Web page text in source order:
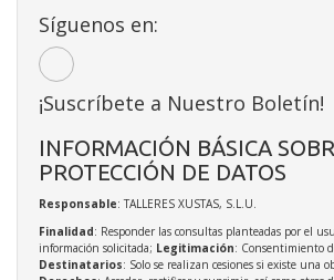
Síguenos en:
¡Suscríbete a Nuestro Boletín!
INFORMACIÓN BÁSICA
PROTECCIÓN DE DATOS
Responsable: TALLERES XUSTAS, S.L.U.
Finalidad: Responder las consultas planteadas por el
información solicitada; Legitimación: Consentimiento
Destinatarios: Solo se realizan cesiones si existe una